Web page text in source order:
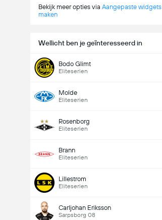
Bekijk meer opties via Aangepaste widgets
maken
Wellicht ben je geïnteresseerd in
Bodo Glimt
Eliteserien
Molde
Eliteserien
Rosenborg
Eliteserien
Brann
Eliteserien
Lillestrom
Eliteserien
Carljohan Eriksson
Sarpsborg 08